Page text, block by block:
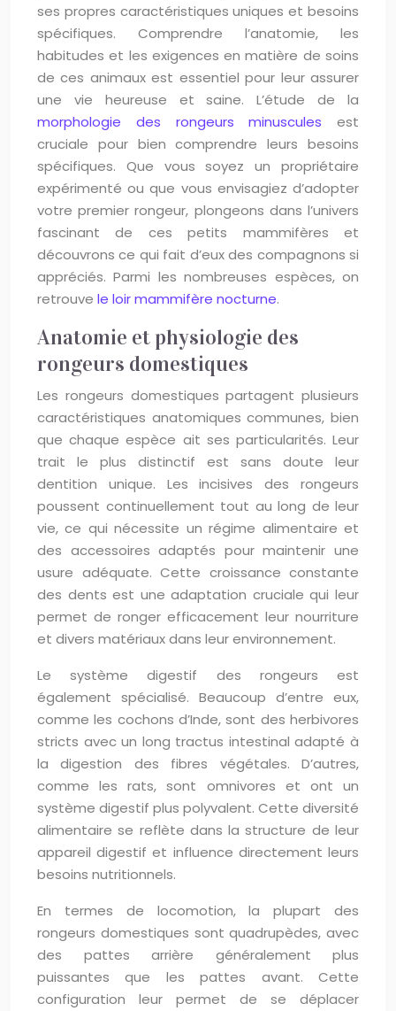
ses propres caractéristiques uniques et besoins
spécifiques. Comprendre l’anatomie, les
habitudes et les exigences en matière de soins
de ces animaux est essentiel pour leur assurer
une vie heureuse et saine. L’étude de la
morphologie des rongeurs minuscules est
cruciale pour bien comprendre leurs besoins
spécifiques. Que vous soyez un propriétaire
expérimenté ou que vous envisagiez d’adopter
votre premier rongeur, plongeons dans l’univers
fascinant de ces petits mammifères et
découvrons ce qui fait d’eux des compagnons si
appréciés. Parmi les nombreuses espèces, on
retrouve le loir mammifère nocturne.
Anatomie et physiologie des
rongeurs domestiques
Les rongeurs domestiques partagent plusieurs
caractéristiques anatomiques communes, bien
que chaque espèce ait ses particularités. Leur
trait le plus distinctif est sans doute leur
dentition unique. Les incisives des rongeurs
poussent continuellement tout au long de leur
vie, ce qui nécessite un régime alimentaire et
des accessoires adaptés pour maintenir une
usure adéquate. Cette croissance constante
des dents est une adaptation cruciale qui leur
permet de ronger efficacement leur nourriture
et divers matériaux dans leur environnement.
Le système digestif des rongeurs est
également spécialisé. Beaucoup d’entre eux,
comme les cochons d’Inde, sont des herbivores
stricts avec un long tractus intestinal adapté à
la digestion des fibres végétales. D’autres,
comme les rats, sont omnivores et ont un
système digestif plus polyvalent. Cette diversité
alimentaire se reflète dans la structure de leur
appareil digestif et influence directement leurs
besoins nutritionnels.
En termes de locomotion, la plupart des
rongeurs domestiques sont quadrupèdes, avec
des pattes arrière généralement plus
puissantes que les pattes avant. Cette
configuration leur permet de se déplacer